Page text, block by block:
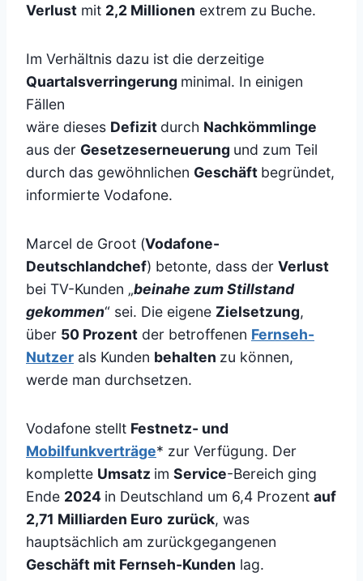
Verlust mit 2,2 Millionen extrem zu Buche.
Im Verhältnis dazu ist die derzeitige
Quartalsverringerung minimal. In einigen
Fällen
wäre dieses Defizit durch Nachkömmlinge
aus der Gesetzeserneuerung und zum Teil
durch das gewöhnlichen Geschäft begründet,
informierte Vodafone.
Marcel de Groot (Vodafone-
Deutschlandchef) betonte, dass der Verlust
bei TV-Kunden „beinahe zum Stillstand
gekommen“ sei. Die eigene Zielsetzung,
über 50 Prozent der betroffenen Fernseh-
Nutzer als Kunden behalten zu können,
werde man durchsetzen.
Vodafone stellt Festnetz- und
Mobilfunkverträge* zur Verfügung. Der
komplette Umsatz im Service-Bereich ging
Ende 2024 in Deutschland um 6,4 Prozent auf
2,71 Milliarden Euro zurück, was
hauptsächlich am zurückgegangenen
Geschäft mit Fernseh-Kunden lag.